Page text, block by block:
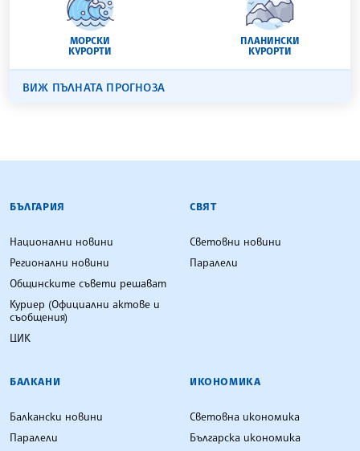
МОРСКИ
КУРОРТИ
ПЛАНИНСКИ
КУРОРТИ
ВИЖ ПЪЛНАТА ПРОГНОЗА
БЪЛГАРСКА ТЕЛЕГРАФНА АГЕНЦИЯ
БЪЛГАРИЯ
Национални новини
Регионални новини
Общинските съвети решават
Куриер (Официални актове и
съобщения)
ЦИК
СВЯТ
Световни новини
Паралели
БАЛКАНИ
Балкански новини
Паралели
ИКОНОМИКА
Световна икономика
Българска икономика